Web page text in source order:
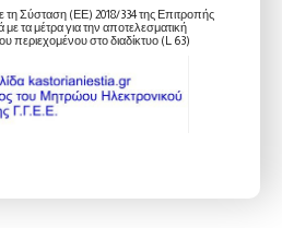
Σύσταση (ΕΕ) 2018/334 της Επιτροπής
με τα μέτρα για την αποτελεσματική
περιεχομένου στο διαδίκτυο (L 63)